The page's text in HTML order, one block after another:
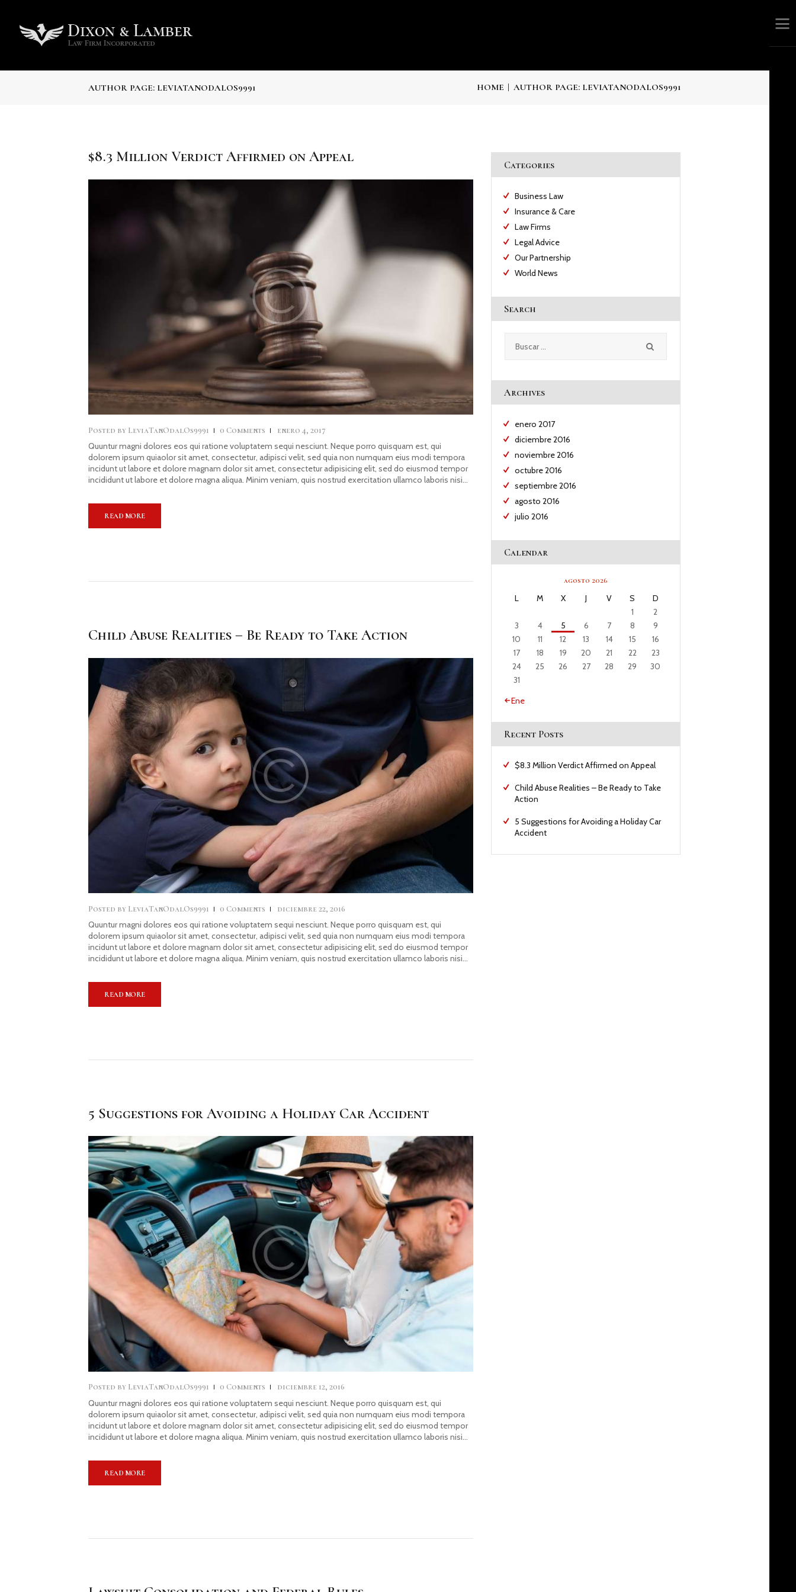
AUTHOR PAGE: LEVIATANODALOS9991 HOME AUTHOR PAGE: LEVIATANODALOS9991
$8.3 Million Verdict Affirmed on Appeal
Posted by LeviaTanOdalOs9991 0 Comments enero 4, 2017
Quuntur magni dolores eos qui ratione voluptatem sequi nesciunt. Neque porro quisquam est, qui
dolorem ipsum quiaolor sit amet, consectetur, adipisci velit, sed quia non numquam eius modi tempora
incidunt ut labore et dolore magnam dolor sit amet, consectetur adipisicing elit, sed do eiusmod tempor
incididunt ut labore et dolore magna aliqua. Minim veniam, quis nostrud exercitation ullamco laboris nisi…
READ MORE
Child Abuse Realities – Be Ready to Take Action
Posted by LeviaTanOdalOs9991 0 Comments diciembre 22, 2016
Quuntur magni dolores eos qui ratione voluptatem sequi nesciunt. Neque porro quisquam est, qui
dolorem ipsum quiaolor sit amet, consectetur, adipisci velit, sed quia non numquam eius modi tempora
incidunt ut labore et dolore magnam dolor sit amet, consectetur adipisicing elit, sed do eiusmod tempor
incididunt ut labore et dolore magna aliqua. Minim veniam, quis nostrud exercitation ullamco laboris nisi…
READ MORE
5 Suggestions for Avoiding a Holiday Car Accident
Posted by LeviaTanOdalOs9991 0 Comments diciembre 12, 2016
Quuntur magni dolores eos qui ratione voluptatem sequi nesciunt. Neque porro quisquam est, qui
dolorem ipsum quiaolor sit amet, consectetur, adipisci velit, sed quia non numquam eius modi tempora
incidunt ut labore et dolore magnam dolor sit amet, consectetur adipisicing elit, sed do eiusmod tempor
incididunt ut labore et dolore magna aliqua. Minim veniam, quis nostrud exercitation ullamco laboris nisi…
READ MORE
Categories
Business Law
Insurance & Care
Law Firms
Legal Advice
Our Partnership
World News
Search
Archives
enero2017
diciembre2016
noviembre2016
octubre2016
septiembre2016
agosto2016
julio2016
Calendar
agosto 2026
L M X J V S
D
1
2
3
4 5 6 7 8
9
10
11 12 13 14 15
16
17
18 19 20 21 22
23
24
25 26 27 28 29
30
31
« Ene
Recent Posts
$8.3 Million Verdict Affirmed on Appeal
Child Abuse Realities – Be Ready to Take
Action
5 Suggestions for Avoiding a Holiday Car
Accident